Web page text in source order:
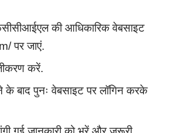
की आधिकारिक वेबसाइट
पर जाएं.
करें.
के बाद पुनः वेबसाइट पर लॉगिन करके